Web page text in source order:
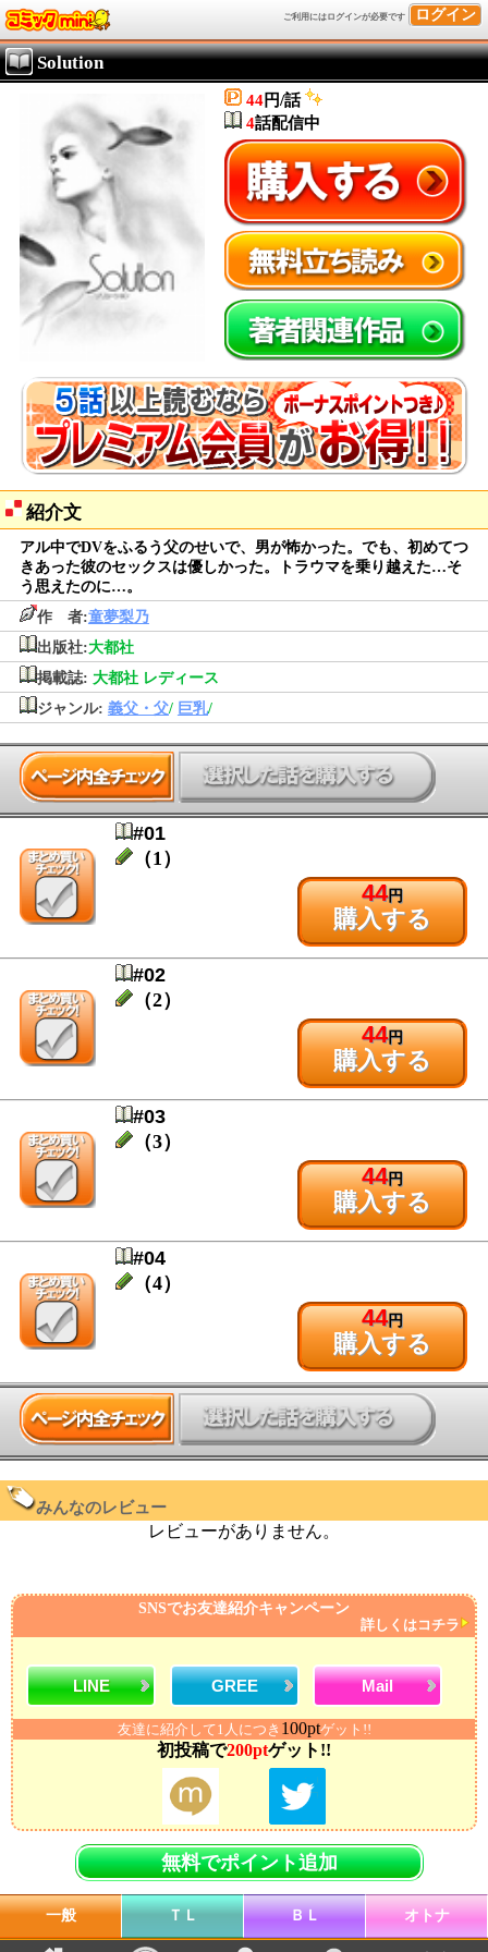
ログイン
ご利用にはログインが必要です
Solution
44円/話
4話配信中
紹介文
アル中でDVをふるう父のせいで、男が怖かった。でも、初めてつ
きあった彼のセックスは優しかった。トラウマを乗り越えた…そ
う思えたのに…。
作 者:童夢梨乃
出版社:大都社
掲載誌: 大都社 レディース
ジャンル: 義父・父/ 巨乳/
#01
（1）
44円
購入する
#02
（2）
44円
購入する
#03
（3）
44円
購入する
#04
（4）
44円
購入する
みんなのレビュー
レビューがありません。
SNSでお友達紹介キャンペーン
詳しくはコチラ
LINE GREE Mail
友達に紹介して1人につき 100ptゲット!!
初投稿で200ptゲット!!
無料でポイント追加
一般 ＴＬ ＢＬ オトナ